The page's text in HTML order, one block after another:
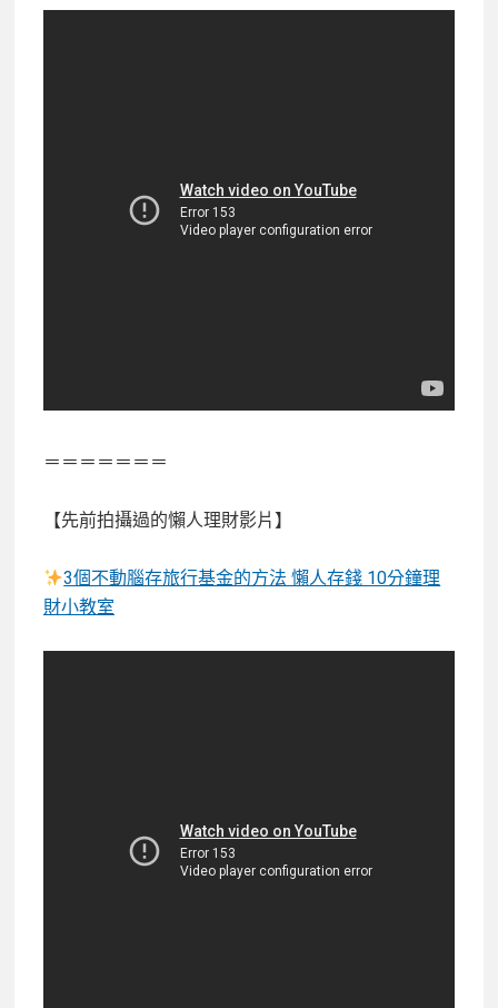
＝＝＝＝＝＝＝
【先前拍攝過的懶人理財影片】
3個不動腦存旅行基金的方法 懶人存錢 10分鐘理
財小教室